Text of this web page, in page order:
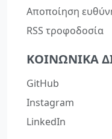
Αποποίηση
RSS τροφοδοσία
ΚΟΙΝΩΝΙΚΆ
GitHub
Instagram
LinkedIn